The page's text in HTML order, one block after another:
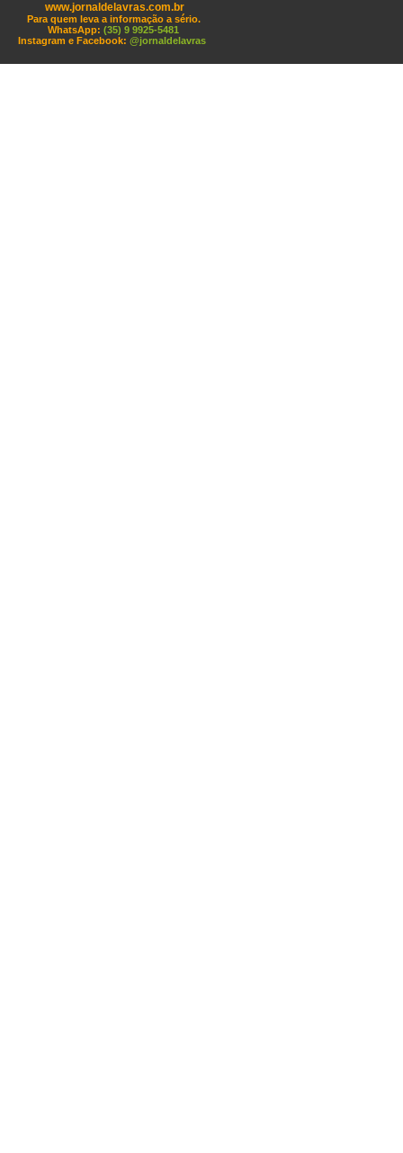
www.jornaldelavras.com.br
Para quem leva a informação a sério.
WhatsApp: (35) 9 9925-5481
Instagram e Facebook: @jornaldelavras